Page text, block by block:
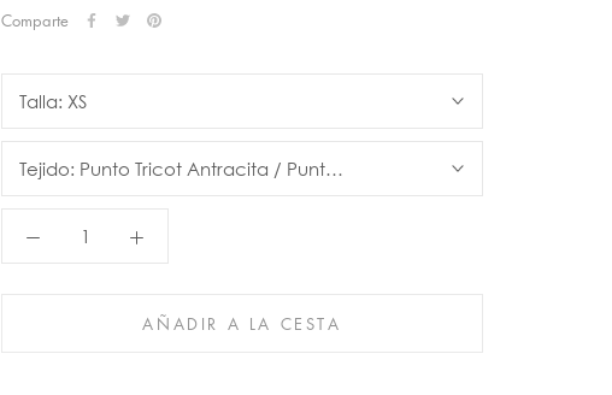
Comparte
Talla: XS
Tejido: Punto Tricot Antracita / Punto Blanco
AÑADIR A LA CESTA